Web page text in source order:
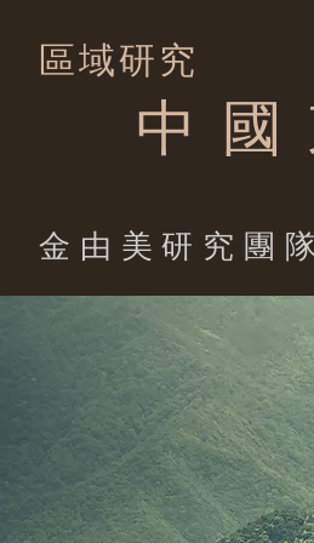
區域研究
中 國
​金由美研究團隊